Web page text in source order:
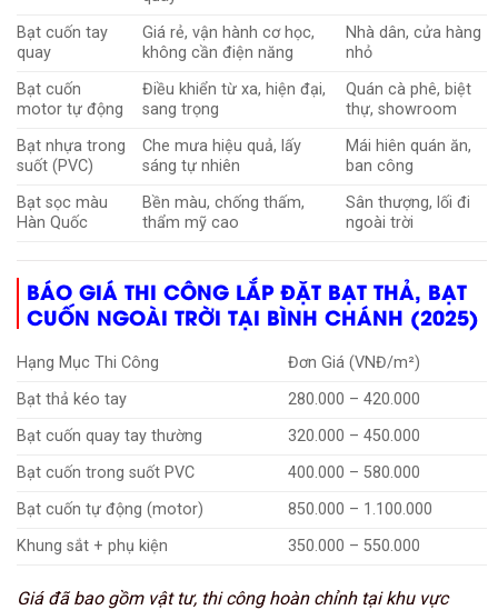
Bạt cuốn tay
quay
Giá rẻ, vận hành cơ học,
không cần điện năng
Nhà dân, cửa hàng
nhỏ
Bạt cuốn
motor tự động
Điều khiển từ xa, hiện đại,
sang trọng
Quán cà phê, biệt
thự, showroom
Bạt nhựa trong
suốt (PVC)
Che mưa hiệu quả, lấy
sáng tự nhiên
Mái hiên quán ăn,
ban công
Bạt sọc màu
Hàn Quốc
Bền màu, chống thấm,
thẩm mỹ cao
Sân thượng, lối đi
ngoài trời
BÁO GIÁ THI CÔNG LẮP ĐẶT BẠT THẢ, BẠT
CUỐN NGOÀI TRỜI TẠI BÌNH CHÁNH (2025)
Hạng Mục Thi Công
Đơn Giá (VNĐ/m²)
Bạt thả kéo tay
280.000 – 420.000
Bạt cuốn quay tay thường
320.000 – 450.000
Bạt cuốn trong suốt PVC
400.000 – 580.000
Bạt cuốn tự động (motor)
850.000 – 1.100.000
Khung sắt + phụ kiện
350.000 – 550.000
Giá đã bao gồm vật tư, thi công hoàn chỉnh tại khu vực